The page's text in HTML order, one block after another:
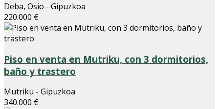
Deba, Osio - Gipuzkoa
220.000 €
Piso en venta en Mutriku, con 3 dormitorios,
baño y trastero
Mutriku - Gipuzkoa
340.000 €